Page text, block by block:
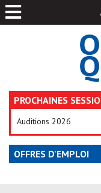
PROCHAINES
Auditions 2026
OFFRES D'EMPLOI
Aller
au